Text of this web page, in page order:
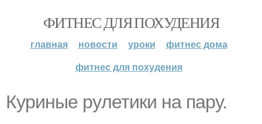
ФИТНЕС ДЛЯ ПОХУДЕНИЯ
главная новости уроки
фитнес дома
фитнес для похудения
Кypиные pyлетики на пару.